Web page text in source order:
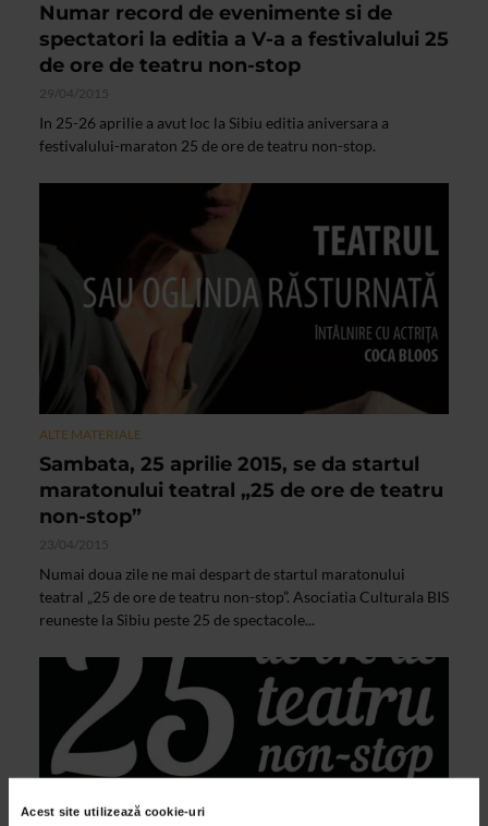
Acest site utilizează cookie-uri
Numar record de evenimente si de
spectatori la editia a V-a a festivalului 25
de ore de teatru non-stop
29/04/2015
In 25-26 aprilie a avut loc la Sibiu editia aniversara a
festivalului-maraton 25 de ore de teatru non-stop.
ALTE MATERIALE
Sambata, 25 aprilie 2015, se da startul
maratonului teatral „25 de ore de teatru
non-stop”
23/04/2015
Numai doua zile ne mai despart de startul maratonului
teatral „25 de ore de teatru non-stop”. Asociatia Culturala BIS
reuneste la Sibiu peste 25 de spectacole...